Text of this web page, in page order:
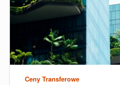
Ceny Transferowe